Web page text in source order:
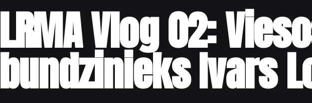
LRMA Vlog 02:
bundzinieks Ivars